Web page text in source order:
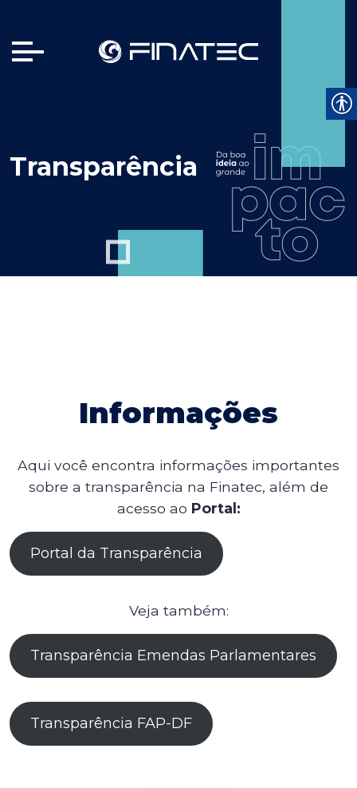
Transparência
Informações
Aqui você encontra informações importantes
sobre a transparência na Finatec, além de
acesso ao Portal:
Portal da Transparência
Veja também:
Transparência Emendas Parlamentares
Transparência FAP-DF